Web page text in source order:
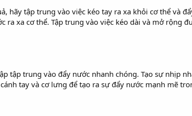
hãy tập trung vào việc kéo tay ra xa khỏi cơ thể và
ra xa cơ thể. Tập trung vào việc kéo dài và mở rộng
tập trung vào đẩy nước nhanh chóng. Tạo sự nhịp
tay và cơ lưng để tạo ra sự đẩy nước mạnh mẽ